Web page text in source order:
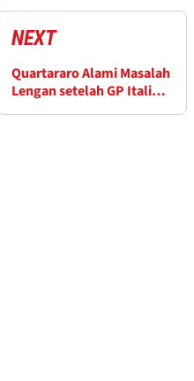
NEXT
Quartararo Alami Masalah
Lengan setelah GP Italia